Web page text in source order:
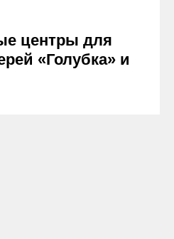
центры для
«Голубка» и